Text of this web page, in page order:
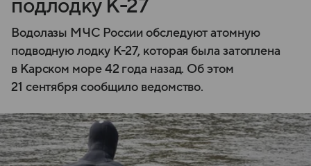
подлодку К-27
Водолазы МЧС России обследуют атомную
подводную лодку К-27, которая была затоплена
в Карском море 42 года назад. Об этом
21 сентября сообщило ведомство.